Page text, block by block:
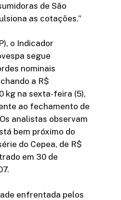
de São
as cotações.”
o Indicador
segue
nominais
a R$
kg na sexta-feira (5),
ao fechamento de
analistas observam
bem próximo do
do Cepea, de R$
em 30 de
enfrentada pelos